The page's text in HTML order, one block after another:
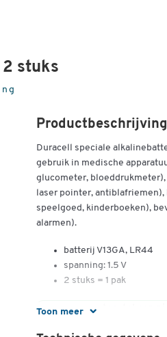
2 stuks
Toon meer
Productbeschrijving
Duracell speciale
gebruik in medische
glucometer,
laser pointer,
speelgoed, kinderboeken),
alarmen).
batterij V13GA, LR44
spanning: 1.5 V
2 stuks = 1 pak
Geef je oude toestel een